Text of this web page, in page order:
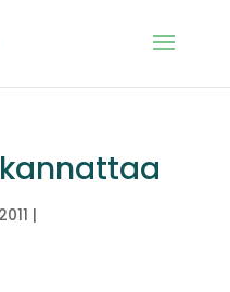
|